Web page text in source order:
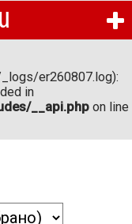
er260807.log):
in
__api.php on line
er260807.log):
in
__api.phpon line